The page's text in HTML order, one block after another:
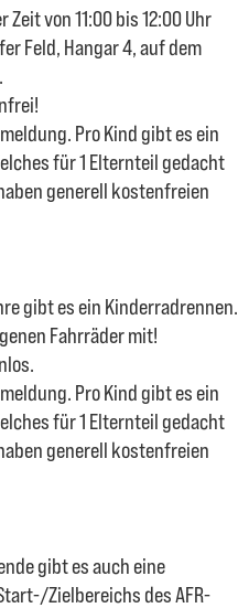
Zeit von 11:00 bis 12:00 Uhr
Feld, Hangar 4, auf dem
Pro Kind gibt es ein
für 1 Elternteil gedacht
generell kostenfreien
gibt es ein Kinderradrennen.
Fahrräder mit!
Pro Kind gibt es ein
für 1 Elternteil gedacht
generell kostenfreien
gibt es auch eine
Zielbereichs des AFR-